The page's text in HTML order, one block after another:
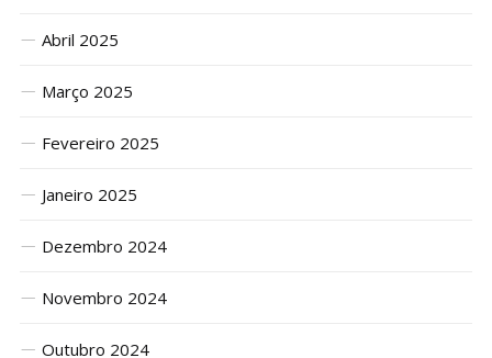
Abril 2025
Março 2025
Fevereiro 2025
Janeiro 2025
Dezembro 2024
Novembro 2024
Outubro 2024